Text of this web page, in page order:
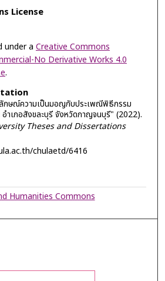
License
under a Creative Commons
No Derivative Works 4.0
.
กษณ์ความเป็นมอญกับประเพณีพิธีกรรม
ำเภอสังขละบุรี จังหวัดกาญจนบุรี" (2022).
Theses and Dissertations
chulaetd/6416
Humanities Commons